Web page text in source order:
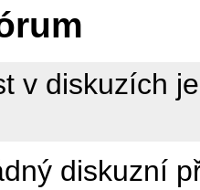
v diskuzích
diskuzní